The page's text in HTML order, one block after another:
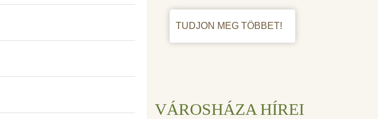
TUDJON MEG TÖBBET!
VÁROSHÁZA HÍREI